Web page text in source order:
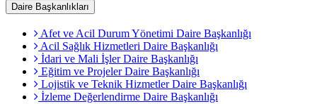
Daire Başkanlıkları
Afet ve Acil Durum Yönetimi Daire Başkanlığı
Acil Sağlık Hizmetleri Daire Başkanlığı
İdari ve Mali İşler Daire Başkanlığı
Eğitim ve Projeler Daire Başkanlığı
Lojistik ve Teknik Hizmetler Daire Başkanlığı
İzleme Değerlendirme Daire Başkanlığı